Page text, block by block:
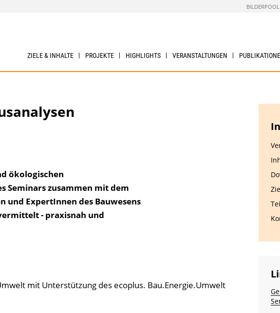
BILDERPOOL
ZIELE & INHALTE PROJEKTE HIGHLIGHTS VERANSTALTUNGEN
ökologischen
Seminars zusammen mit dem
ExpertInnen des Bauwesens
- praxisnah und
mit Unterstützung des ecoplus. Bau.Energie.Umwelt